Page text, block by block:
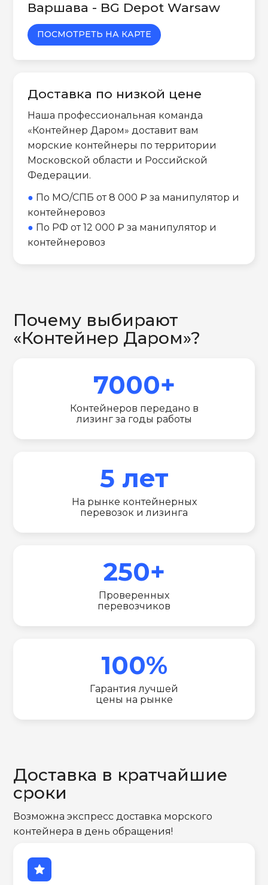
Варшава - BG Depot Warsaw
ПОСМОТРЕТЬ НА КАРТЕ
Доставка по низкой цене
Наша профессиональная команда
«Контейнер Даром» доставит вам
морские контейнеры по территории
Московской области и Российской
Федерации.
● По МО/СПБ от 8 000 ₽ за манипулятор и
контейнеровоз
● По РФ от 12 000 ₽ за манипулятор и
контейнеровоз
Почему выбирают
«Контейнер Даром»?
7000+
Контейнеров передано в
лизинг за годы работы
5 лет
На рынке контейнерных
перевозок и лизинга
250+
Проверенных
перевозчиков
100%
Гарантия лучшей
цены на рынке
Доставка в кратчайшие
сроки
Возможна экспресс доставка морского
контейнера в день обращения!
star